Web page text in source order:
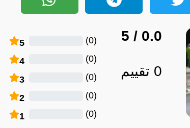
0.0
/ 5
0 تقييم
5 (
0
)
4 (
0
)
3 (
0
)
2 (
0
)
1 (
0
)